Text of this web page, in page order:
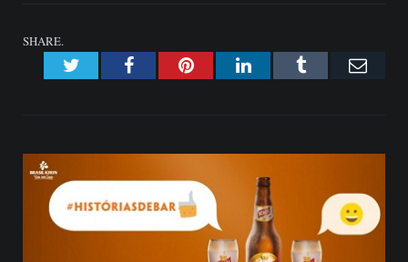
SHARE.
TwitterFacebookPinterestLinkedInTumblr